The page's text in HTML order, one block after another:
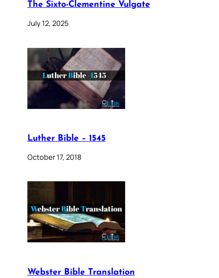
The Sixto-Clementine Vulgate
July 12, 2025
Luther Bible – 1545
October 17, 2018
Webster Bible Translation